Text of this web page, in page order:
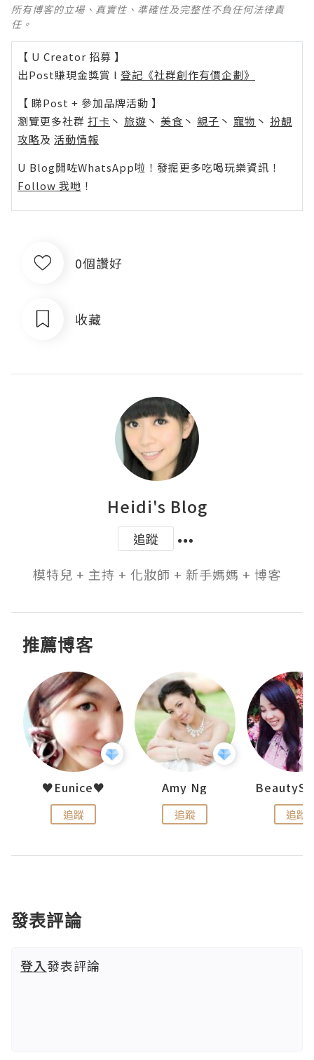
所有博客的立場、真實性、準確性及完整性不負任何法律責
任。
【 U Creator 招募 】
出Post賺現金獎賞 l 登記《社群創作有價企劃》
【 睇Post + 參加品牌活動 】
瀏覽更多社群 打卡 丶 旅遊 丶 美食 丶 親子 丶 寵物 丶 扮靚
攻略及 活動情報
U Blog開咗WhatsApp啦！發掘更多吃喝玩樂資訊！
Follow 我哋 ！
0個讚好
收藏
Heidi's Blog
追蹤
模特兒 + 主持 + 化妝師 + 新手媽媽 + 博客
推薦博客
♥Eunice♥
追蹤
Amy Ng
追蹤 追蹤
發表評論
登入發表評論